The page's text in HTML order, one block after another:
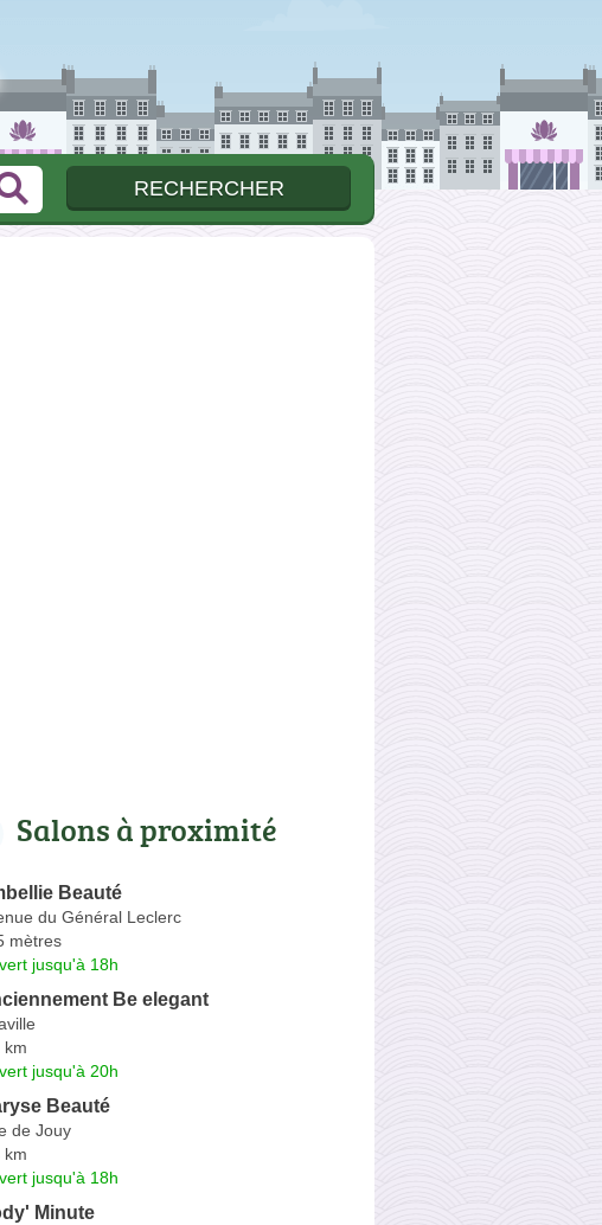
Salons à proximité
Beauté
du Général Leclerc
mètres
jusqu'à 18h
Be elegant
km
jusqu'à 20h
Beauté
de Jouy
km
jusqu'à 18h
Minute